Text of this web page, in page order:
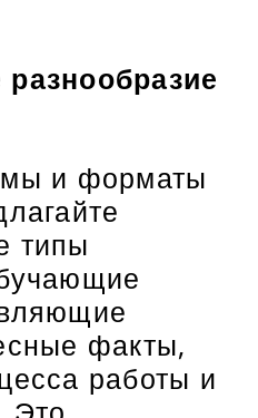
и форматы
типы
факты,
работы и